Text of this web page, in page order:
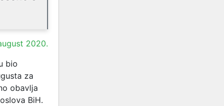
2020.
bio
za
obavlja
BiH.